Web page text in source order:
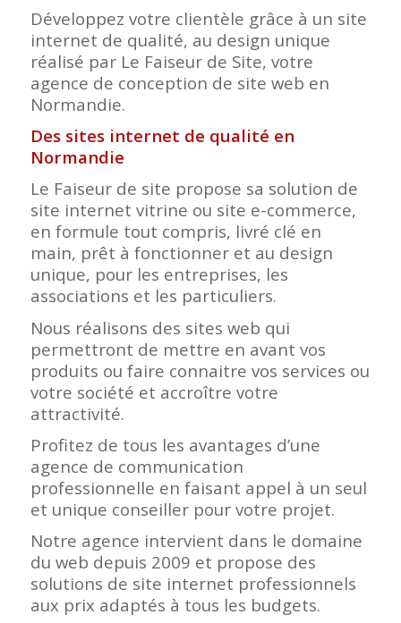
Développez votre clientèle grâce à un site
internet de qualité, au design unique
réalisé par Le Faiseur de Site, votre
agence de conception de site web en
Normandie.
Des sites internet de qualité en
Normandie
Le Faiseur de site propose sa solution de
site internet vitrine ou site e-commerce,
en formule tout compris, livré clé en
main, prêt à fonctionner et au design
unique, pour les entreprises, les
associations et les particuliers.
Nous réalisons des sites web qui
permettront de mettre en avant vos
produits ou faire connaitre vos services ou
votre société et accroître votre
attractivité.
Profitez de tous les avantages d’une
agence de communication
professionnelle en faisant appel à un seul
et unique conseiller pour votre projet.
Notre agence intervient dans le domaine
du web depuis 2009 et propose des
solutions de site internet professionnels
aux prix adaptés à tous les budgets.